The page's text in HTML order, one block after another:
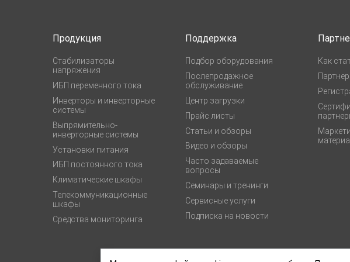
Продукция
Стабилизаторы
напряжения
ИБП переменного тока
Инверторы и инверторные
системы
Выпрямительно-
инверторные системы
Установки питания
ИБП постоянного тока
Климатические шкафы
Телекоммуникационные
шкафы
Средства мониторинга
Поддержка
Подбор оборудования
Послепродажное
обслуживание
Центр загрузки
Прайс листы
Статьи и обзоры
Видео и обзоры
Часто задаваемые
вопросы
Семинары и тренинги
Сервисные услуги
Подписка на новости
Как